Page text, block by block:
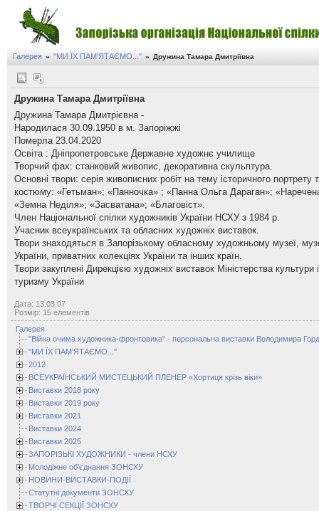
Галерея » "МИ ЇХ ПАМ'ЯТАЄМО..." » Дружина Тамара Дмитріївна
Дружина Тамара Дмитріївна
Дружина Тамара Дмитрієвна -
Народилася 30.09.1950 в м. Запоріжжі
Померла 23.04.2020
Освіта : Дніпропетровське Державне художнє училище
Творчий фах: станковий живопис, декоративна скульптура.
Основні твори: серія живописних робіт на тему історичного портрету
костюму: «Гетьман»; «Панночка» ; «Панна Ольга Дараган»;
«Земна Неділя»; «Засватана»; «Благовіст».
Член Національної спілки художників України НСХУ з 1984 р.
Учасник всеукраїнських та обласних художніх виставок.
Твори знаходяться в Запорізькому обласному художньому музеї,
України, приватних колекціях України та інших країн.
Твори закуплені Дирекцією художніх виставок Міністерства культури і
туризму України
Дата: 13.03.07
Розмір: 15 елементів
Галерея
"Війна очима художника-фронтовика" - персональна виставки Володимира
"МИ ЇХ ПАМ'ЯТАЄМО..."
2012
ВСЕУКРАЇНСЬКИЙ МИСТЕЦЬКИЙ ПЛЕНЕР «Хортиця крізь віки»
Виставки 2018 року
Виставки 2019 року
Виставки 2021
Виставки 2024
Виставки 2025
ЗАПОРІЗЬКІ ХУДОЖНИКИ - члени НСХУ
Молодіжне об'єднання ЗОНСХУ
НОВИНИ-ВИСТАВКИ-ПОДІЇ
Статутні документи ЗОНСХУ
ТВОРЧІ СЕКЦІЇ ЗОНСХУ